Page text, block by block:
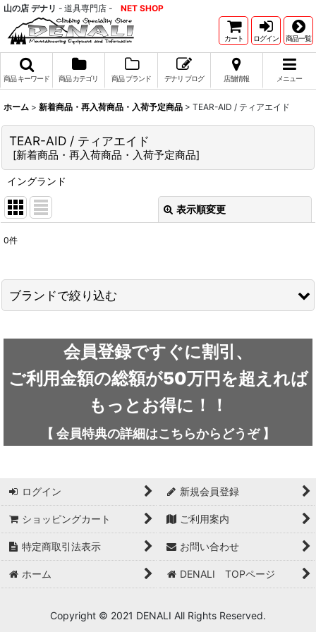
山の店 デナリ - 道具専門店 - NET SHOP
カート ログイン 商品一覧
商品 キーワード 商品 カテゴリ 商品 ブランド デナリ ブログ 店舗情報 メニュー
ホーム > 新着商品・再入荷商品・入荷予定商品 > TEAR-AID / ティアエイド
TEAR-AID / ティアエイド
[新着商品・再入荷商品・入荷予定商品]
イングランド
表示順変更
並び順
0件
ブランドで絞り込む
outdoor element / アウトドアエレメント
AKLIMA / アクリマ
adidas / アディダス
adidas FIVE TEN / アディダス ファイブテン
Atlas / アトラス
ARAI TENT(RIPEN) / アライテント(ライペン)
会員登録ですぐに割引、
ご利用金額の総額が50万円を超えれば
もっとお得に！！
【 会員特典の詳細はこちらから どうぞ】
ログイン 新規会員登録
ショッピングカート ご利用案内
特定商取引法表示 お問い合わせ
ホーム DENALI TOPページ
Copyright © 2021 DENALI All Rights Reserved.